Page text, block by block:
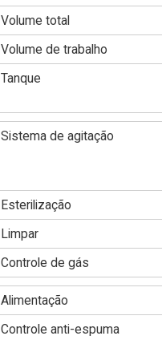
Volume total
Volume de trabalho
Tanque
Sistema de agitação
Esterilização
Limpar
Controle de gás
Alimentação
Controle anti-espuma